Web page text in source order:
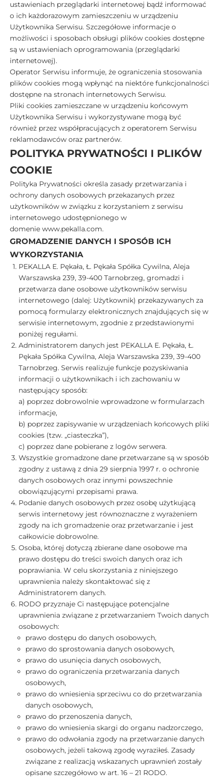
ustawieniach przeglądarki internetowej bądź informować
o ich każdorazowym zamieszczeniu w urządzeniu
Użytkownika Serwisu. Szczegółowe informacje o
możliwości i sposobach obsługi plików cookies dostępne
są w ustawieniach oprogramowania (przeglądarki
internetowej).
Operator Serwisu informuje, że ograniczenia stosowania
plików cookies mogą wpłynąć na niektóre funkcjonalności
dostępne na stronach internetowych Serwisu.
Pliki cookies zamieszczane w urządzeniu końcowym
Użytkownika Serwisu i wykorzystywane mogą być
również przez współpracujących z operatorem Serwisu
reklamodawców oraz partnerów.
POLITYKA PRYWATNOŚCI I PLIKÓW
COOKIE
Polityka Prywatności określa zasady przetwarzania i
ochrony danych osobowych przekazanych przez
użytkowników w związku z korzystaniem z serwisu
internetowego udostępnionego w
domenie www.pekalla.com.
GROMADZENIE DANYCH I SPOSÓB ICH
WYKORZYSTANIA
PEKALLA E. Pękała, Ł. Pękała Spółka Cywilna, Aleja
Warszawska 239, 39-400 Tarnobrzeg, gromadzi i
przetwarza dane osobowe użytkowników serwisu
internetowego (dalej: Użytkownik) przekazywanych za
pomocą formularzy elektronicznych znajdujących się w
serwisie internetowym, zgodnie z przedstawionymi
poniżej regułami.
Administratorem danych jest PEKALLA E. Pękała, Ł.
Pękała Spółka Cywilna, Aleja Warszawska 239, 39-400
Tarnobrzeg. Serwis realizuje funkcje pozyskiwania
informacji o użytkownikach i ich zachowaniu w
następujący sposób:
a) poprzez dobrowolnie wprowadzone w formularzach
informacje,
b) poprzez zapisywanie w urządzeniach końcowych pliki
cookies (tzw. „ciasteczka”),
c) poprzez dane pobierane z logów serwera.
Wszystkie gromadzone dane przetwarzane są w sposób
zgodny z ustawą z dnia 29 sierpnia 1997 r. o ochronie
danych osobowych oraz innymi powszechnie
obowiązującymi przepisami prawa.
Podanie danych osobowych przez osobę użytkującą
serwis internetowy jest równoznaczne z wyrażeniem
zgody na ich gromadzenie oraz przetwarzanie i jest
całkowicie dobrowolne.
Osoba, której dotyczą zbierane dane osobowe ma
prawo dostępu do treści swoich danych oraz ich
poprawiania. W celu skorzystania z niniejszego
uprawnienia należy skontaktować się z
Administratorem danych.
RODO przyznaje Ci następujące potencjalne
uprawnienia związane z przetwarzaniem Twoich danych
osobowych:
prawo dostępu do danych osobowych,
prawo do sprostowania danych osobowych,
prawo do usunięcia danych osobowych,
prawo do ograniczenia przetwarzania danych
osobowych,
prawo do wniesienia sprzeciwu co do przetwarzania
danych osobowych,
prawo do przenoszenia danych,
prawo do wniesienia skargi do organu nadzorczego,
prawo do odwołania zgody na przetwarzanie danych
osobowych, jeżeli takową zgodę wyraziłeś. Zasady
związane z realizacją wskazanych uprawnień zostały
opisane szczegółowo w art. 16 – 21 RODO.